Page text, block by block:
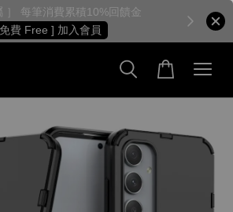
］ 每筆消費累積10%回饋金
費 Free ] 加入會員